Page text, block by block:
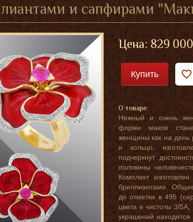
и сапфирами
Цена:829 000
Купить
О товаре:
Нежный и очень
форме маков
женщины как на день
и кольцо,
подчеркнут
половины
Комплект
бриллиантами.
до отметки в 495
цвета и чистоты 3/
украшений